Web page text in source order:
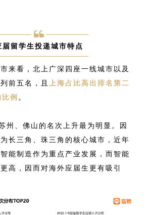
届留学生投递城市特点
来看，北上广深四座一线城市以及
前五名，且
上海占比高出排名第二
例 。
州、佛山的名次上升最为明显。因
长三角、珠三角的核心城市，近年
能制造作为重点产业发展，而智能
高，因而对海外应届生更有吸引